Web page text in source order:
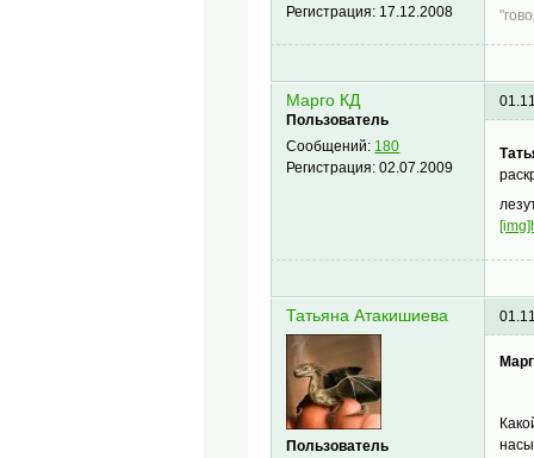
Регистрация: 17.12.2008
Марго КД
Пользователь
Сообщений: 180
Регистрация:02.07.2009
Татьяна Атакишиева
Пользователь